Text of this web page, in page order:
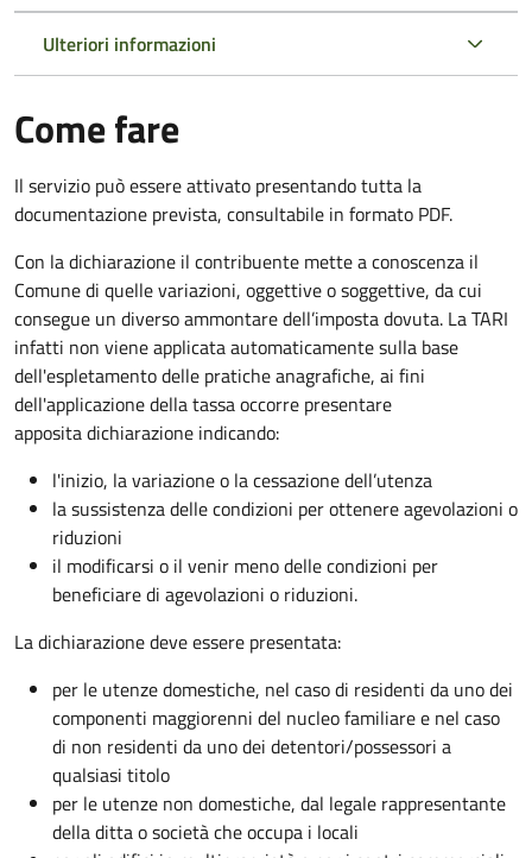
Ulteriori informazioni
Come fare
Il servizio può essere attivato presentando tutta la
documentazione prevista, consultabile in formato PDF.
Con la dichiarazione il contribuente mette a conoscenza il
Comune di quelle variazioni, oggettive o soggettive, da cui
consegue un diverso ammontare dell’imposta dovuta. La TARI
infatti non viene applicata automaticamente sulla base
dell'espletamento delle pratiche anagrafiche, ai fini
dell'applicazione della tassa occorre presentare
apposita dichiarazione indicando:
l'inizio, la variazione o la cessazione dell’utenza
la sussistenza delle condizioni per ottenere agevolazioni o
riduzioni
il modificarsi o il venir meno delle condizioni per
beneficiare di agevolazioni o riduzioni.
La dichiarazione deve essere presentata:
per le utenze domestiche, nel caso di residenti da uno dei
componenti maggiorenni del nucleo familiare e nel caso
di non residenti da uno dei detentori/possessori a
qualsiasi titolo
per le utenze non domestiche, dal legale rappresentante
della ditta o società che occupa i locali